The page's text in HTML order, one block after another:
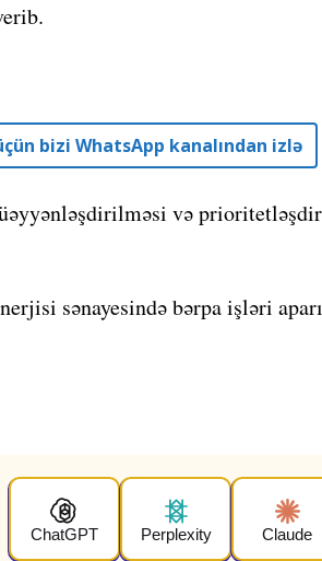
bizi WhatsApp kanalından izlə
və
sənayesində bərpa işləri
ChatGPT Perplexity Claude